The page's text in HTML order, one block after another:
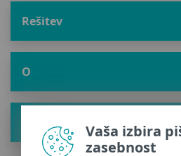
Rešitev
O
Pridobite nove nasvete
Vaša izbira
zasebnost